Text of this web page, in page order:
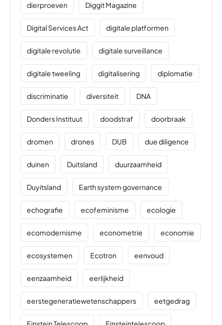
dierproeven Diggit Magazine
Digital Services Act digitale platformen
digitale revolutie digitale surveillance
digitale tweeling digitalisering diplomatie
discriminatie diversiteit DNA
Donders Instituut doodstraf doorbraak
dromen drones DUB due diligence
duinen Duitsland duurzaamheid
Duyitsland Earth system governance
echografie ecofeminisme ecologie
ecomodernisme econometrie economie
ecosystemen Ecotron eenvoud
eenzaamheid eerlijkheid
eerstegeneratiewetenschappers eetgedrag